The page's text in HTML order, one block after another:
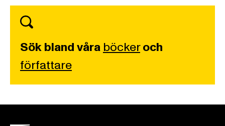
Sök bland våra böckeroch
författare